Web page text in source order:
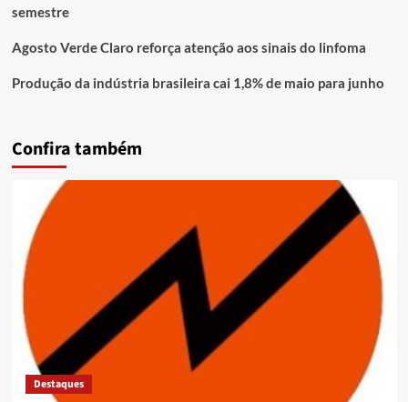
semestre
Agosto Verde Claro reforça atenção aos sinais do linfoma
Produção da indústria brasileira cai 1,8% de maio para junho
Confira também
Destaques